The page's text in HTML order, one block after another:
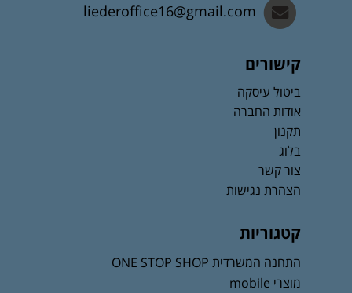
liederoffice16@gmail.com
קישורים
ביטול עיסקה
אודות החברה
תקנון
בלוג
צור קשר
הצהרת נגישות
קטגוריות
התחנה המשרדית ONE STOP SHOP
מוצרי mobile